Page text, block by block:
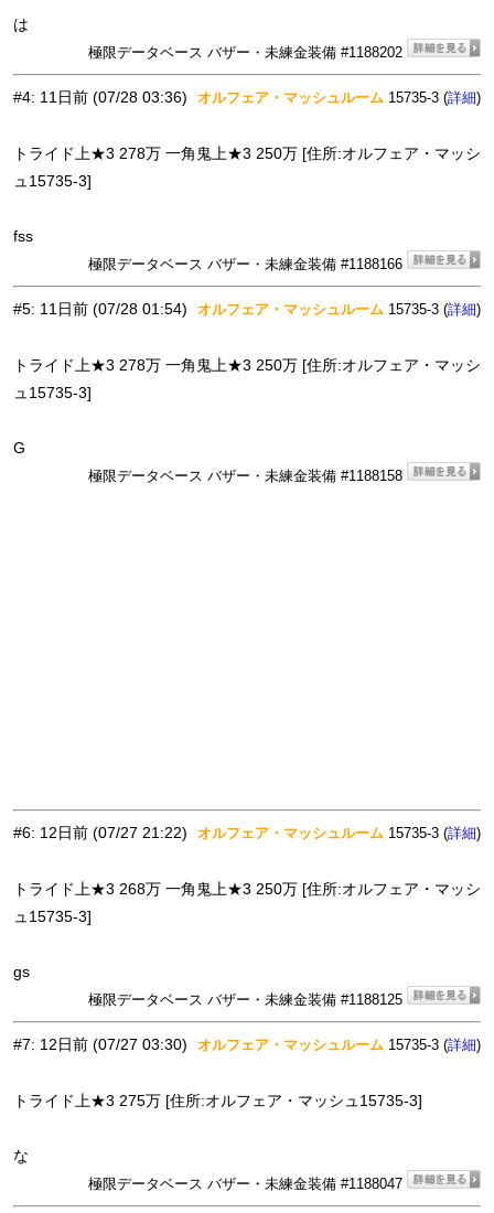
は
極限データベース バザー・未練金装備 #1188202
#4: 11日前 (07/28 03:36) オルフェア・マッシュルーム 15735-3 (詳細)
トライド上★3 278万 一角鬼上★3 250万 [住所:オルフェア・マッシ
ュ15735-3]
fss
極限データベース バザー・未練金装備 #1188166
#5: 11日前 (07/28 01:54) オルフェア・マッシュルーム 15735-3 (詳細)
トライド上★3 278万 一角鬼上★3 250万 [住所:オルフェア・マッシ
ュ15735-3]
G
極限データベース バザー・未練金装備 #1188158
#6: 12日前 (07/27 21:22) オルフェア・マッシュルーム 15735-3 (詳細)
トライド上★3 268万 一角鬼上★3 250万 [住所:オルフェア・マッシ
ュ15735-3]
gs
極限データベース バザー・未練金装備 #1188125
#7: 12日前 (07/27 03:30) オルフェア・マッシュルーム 15735-3 (詳細)
トライド上★3 275万 [住所:オルフェア・マッシュ15735-3]
な
極限データベース バザー・未練金装備 #1188047